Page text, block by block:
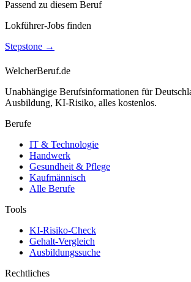
Passend zu diesem Beruf
Lokführer-Jobs finden
Stepstone →
WelcherBeruf.de
Unabhängige Berufsinformationen für
Ausbildung, KI-Risiko, alles kostenlos.
Berufe
IT & Technologie
Handwerk
Gesundheit & Pflege
Kaufmännisch
Alle Berufe
Tools
KI-Risiko-Check
Gehalt-Vergleich
Ausbildungssuche
Rechtliches